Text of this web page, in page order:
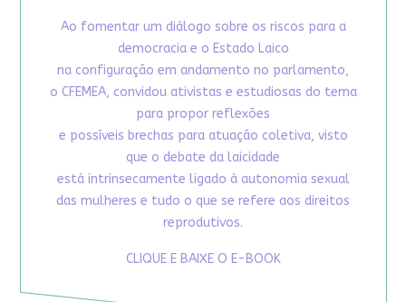
Ao fomentar um diálogo sobre os riscos para a
democracia e o Estado Laico
na configuração em andamento no parlamento,
o CFEMEA, convidou ativistas e estudiosas do tema
para propor reflexões
e possíveis brechas para atuação coletiva, visto
que o debate da laicidade
está intrinsecamente ligado à autonomia sexual
das mulheres e tudo o que se refere aos direitos
reprodutivos.
CLIQUE E BAIXE O E-BOOK